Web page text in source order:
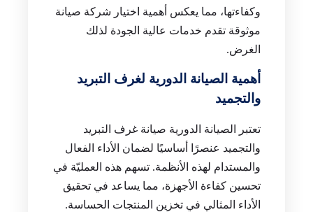
وكفاءتها، مما يعكس أهمية اختيار شركة صيانة
موثوقة تقدم خدمات عالية الجودة لذلك
الغرض.
أهمية الصيانة الدورية لغرف التبريد
والتجميد
تعتبر الصيانة الدورية صيانة غرف التبريد
والتجميد عنصرًا أساسيًا لضمان الأداء الفعال
والمستدام لهذه الأنظمة. تسهم هذه العمليّة في
تحسين كفاءة الأجهزة، مما يساعد في تحقيق
الأداء المثالي في تخزين المنتجات الحساسة.